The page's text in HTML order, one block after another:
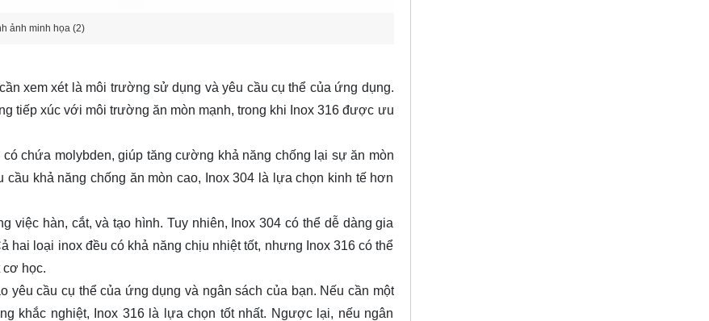
ảnh minh họa (2)
xem xét là môi trường sử dụng và yêu cầu cụ thể của ứng dụng.
tiếp xúc với môi trường ăn mòn mạnh, trong khi Inox 316 được ưu
chứa molybden, giúp tăng cường khả năng chống lại sự ăn mòn
khả năng chống ăn mòn cao, Inox 304 là lựa chọn kinh tế hơn
việc hàn, cắt, và tạo hình. Tuy nhiên, Inox 304 có thể dễ dàng gia
hai loại inox đều có khả năng chịu nhiệt tốt, nhưng Inox 316 có thể
cơ học.
cầu cụ thể của ứng dụng và ngân sách của bạn. Nếu cần một
khắc nghiệt, Inox 316 là lựa chọn tốt nhất. Ngược lại, nếu ngân